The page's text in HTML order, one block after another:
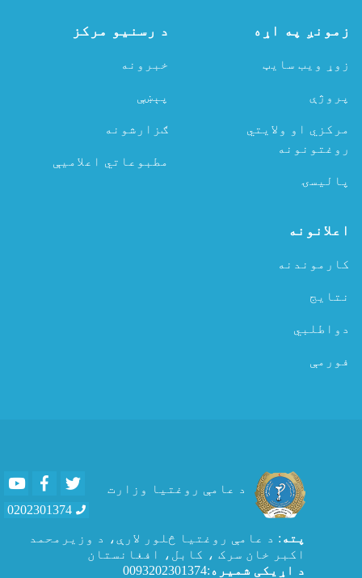
زمونږ په اړه
زوړ ویب سایټ
پروژې
مرکزي او ولایتي
روغتونونه
پالیسۍ
د رسنیو مرکز
خبرونه
پېښې
ګزارشونه
مطبوعاتي اعلامیې
اعلانونه
کارموندنه
نتایج
دواطلبي
فورمې
د عامې روغتیا وزارت
YoutubeFacebook
0202301374
پته : د عامې روغتيا څلور لارې، د وزیرمحمد
اکبر خان سرک ، کابل، افغانستان
د اړیکی شمیره :0093202301374